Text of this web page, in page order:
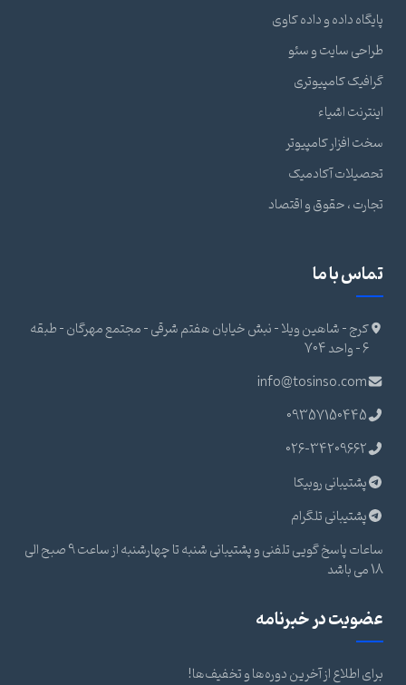
داده و داده کاوی
سایت و سئو
کامپیوتری
اشیاء
افزار کامپیوتر
آکادمیک
، حقوق و اقتصاد
با ما
کرج - شاهین ویلا - نبش خیابان هفتم شرقی - مجتمع مهرگان - طبقه
info@tosinso.com
09357150445
026-34209662
پشتیبانی روبیکا
پشتیبانی تلگرام
ساعات پاسخ گویی تلفنی و پشتیبانی شنبه تا چهارشنبه از ساعت 9 صبح الی
در خبرنامه
اطلاع از آخرین دوره‌ها و تخفیف‌ها!